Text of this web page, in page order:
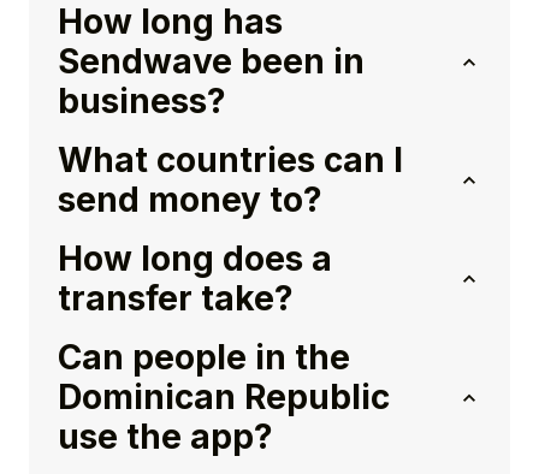
How long has
Sendwave been in
business?
What countries can I
send money to?
How long does a
transfer take?
Can people in the
Dominican Republic
use the app?